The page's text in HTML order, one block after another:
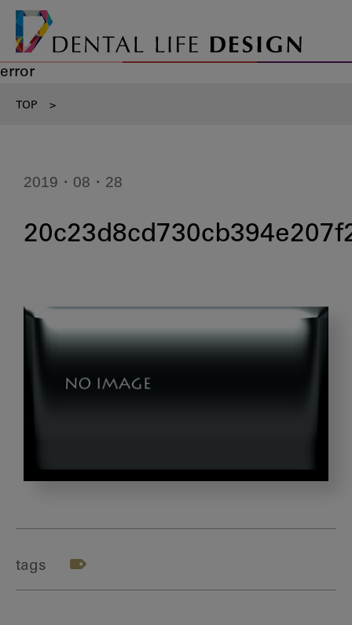
error
TOP >
2019・08・28
tags